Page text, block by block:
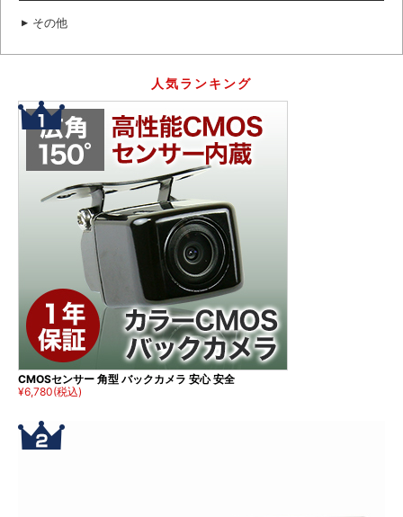
その他
人気ランキング
CMOSセンサー 角型 バックカメラ 安心 安全
¥6,780(税込)